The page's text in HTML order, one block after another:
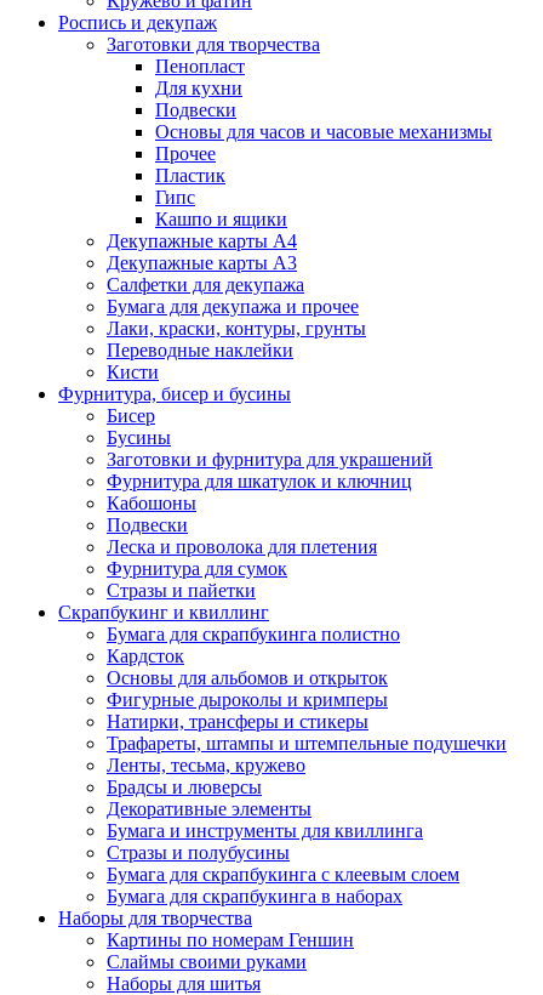
Роспись и декупаж
Заготовки для творчества
Пенопласт
Для кухни
Подвески
Основы для часов и часовые механизмы
Прочее
Пластик
Гипс
Кашпо и ящики
Декупажные карты А4
Декупажные карты А3
Салфетки для декупажа
Бумага для декупажа и прочее
Лаки, краски, контуры, грунты
Переводные наклейки
Кисти
Фурнитура, бисер и бусины
Бисер
Бусины
Заготовки и фурнитура для украшений
Фурнитура для шкатулок и ключниц
Кабошоны
Подвески
Леска и проволока для плетения
Фурнитура для сумок
Стразы и пайетки
Скрапбукинг и квиллинг
Бумага для скрапбукинга полистно
Кардсток
Основы для альбомов и открыток
Фигурные дыроколы и кримперы
Натирки, трансферы и стикеры
Трафареты, штампы и штемпельные подушечки
Ленты, тесьма, кружево
Брадсы и люверсы
Декоративные элементы
Бумага и инструменты для квиллинга
Стразы и полубусины
Бумага для скрапбукинга с клеевым слоем
Бумага для скрапбукинга в наборах
Наборы для творчества
Картины по номерам Геншин
Слаймы своими руками
Наборы для шитья